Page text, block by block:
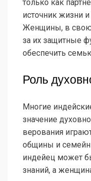
только как
источник жизни
Женщины, в свою
за их защитные
обеспечить
Роль
Многие
значение
верования
общины и
индейец может
знаний, а